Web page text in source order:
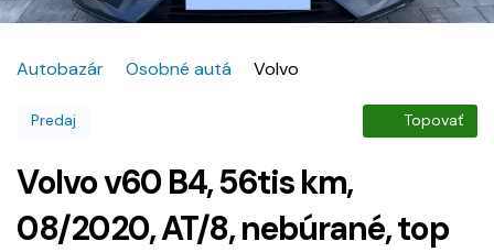
Autobazár Osobné autá Volvo
Predaj Topovať
Volvo v60 B4, 56tis km,
08/2020, AT/8, nebúrané, top